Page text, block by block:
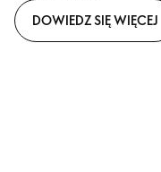
DOWIEDZ SIĘ WIĘCEJ